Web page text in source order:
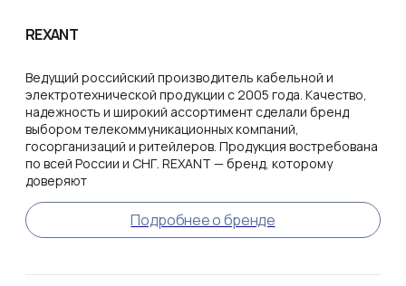
REXANT
Ведущий российский производитель кабельной и
электротехнической продукции с 2005 года. Качество,
надежность и широкий ассортимент сделали бренд
выбором телекоммуникационных компаний,
госорганизаций и ритейлеров. Продукция востребована
по всей России и СНГ. REXANT — бренд, которому
доверяют
Подробнее о бренде